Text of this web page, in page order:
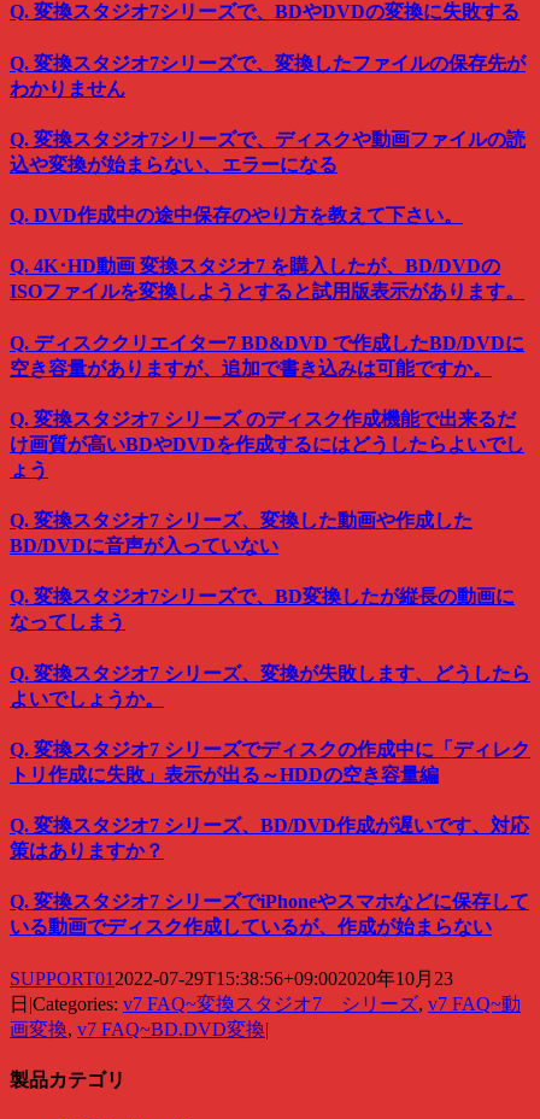
Q. 変換スタジオ7シリーズで、BDやDVDの変換に失敗する
Q. 変換スタジオ7シリーズで、変換したファイルの保存先が
わかりません
Q. 変換スタジオ7シリーズで、ディスクや動画ファイルの読
込や変換が始まらない、エラーになる
Q. DVD作成中の途中保存のやり方を教えて下さい。
Q. 4K･HD動画 変換スタジオ7 を購入したが、BD/DVDの
ISOファイルを変換しようとすると試用版表示があります。
Q. ディスククリエイター7 BD&DVD で作成したBD/DVDに
空き容量がありますが、追加で書き込みは可能ですか。
Q. 変換スタジオ7 シリーズ のディスク作成機能で出来るだ
け画質が高いBDやDVDを作成するにはどうしたらよいでし
ょう
Q. 変換スタジオ7 シリーズ、変換した動画や作成した
BD/DVDに音声が入っていない
Q. 変換スタジオ7シリーズで、BD変換したが縦長の動画に
なってしまう
Q. 変換スタジオ7 シリーズ、変換が失敗します、どうしたら
よいでしょうか。
Q. 変換スタジオ7 シリーズでディスクの作成中に「ディレク
トリ作成に失敗」表示が出る～HDDの空き容量編
Q. 変換スタジオ7 シリーズ、BD/DVD作成が遅いです、対応
策はありますか？
Q. 変換スタジオ7 シリーズでiPhoneやスマホなどに保存して
いる動画でディスク作成しているが、作成が始まらない
SUPPORT01 2022-07-29T15:38:56+09:002020年10月23
日 |Categories: v7 FAQ~変換スタジオ7 シリーズ, v7 FAQ~動
画変換, v7 FAQ~BD.DVD変換|
製品カテゴリ